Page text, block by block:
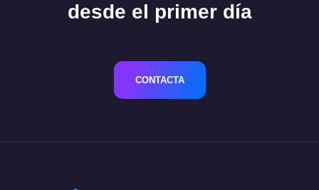
desde el primer día
CONTACTA